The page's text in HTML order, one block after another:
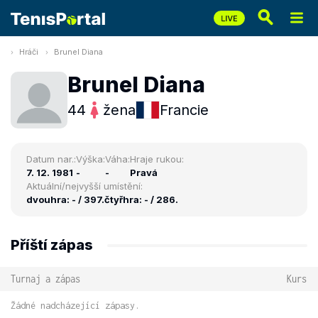
Hráči Brunel Diana
Brunel Diana
44 žena Francie
Datum nar.:
7. 12. 1981
Výška:
-
Váha:
-
Hraje rukou:
Pravá
Aktuální/nejvyšší umístění:
dvouhra: - / 397.čtyřhra: - / 286.
Příští zápas
Turnaj a zápas Kurs
Žádné nadcházející zápasy.